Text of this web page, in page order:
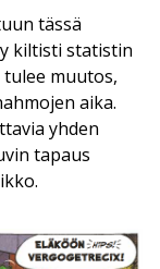
tässä
kiltisti statistin
muutos,
aika.
yhden
tapaus